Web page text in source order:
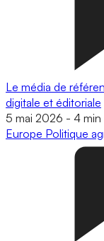
Le média de
digitale et éditoriale
5 mai 2026 - 4 min
Europe Politique